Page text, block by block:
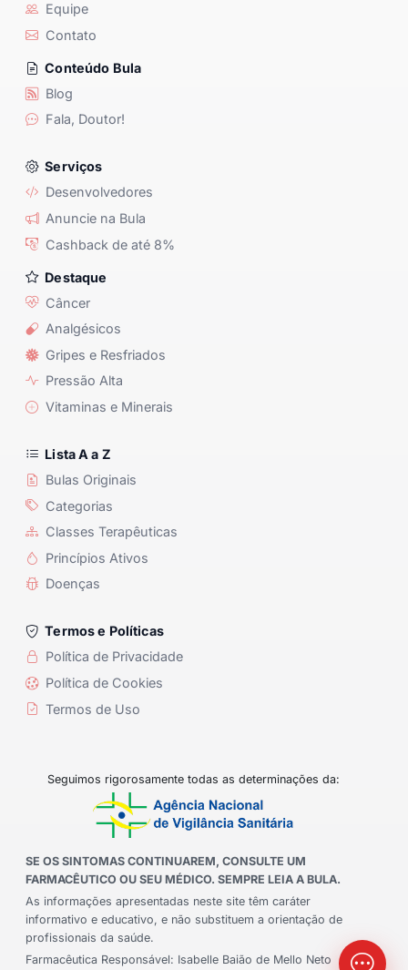
Equipe
Contato
Conteúdo Bula
Blog
Fala, Doutor!
Serviços
Desenvolvedores
Anuncie na Bula
Cashback de até 8%
Destaque
Câncer
Analgésicos
Gripes e Resfriados
Pressão Alta
Vitaminas e Minerais
Lista A a Z
Bulas Originais
Categorias
Classes Terapêuticas
Princípios Ativos
Doenças
Termos e Políticas
Política de Privacidade
Política de Cookies
Termos de Uso
Seguimos rigorosamente todas as determinações da:
SE OS SINTOMAS CONTINUAREM, CONSULTE UM
FARMACÊUTICO OU SEU MÉDICO. SEMPRE LEIA A BULA.
As informações apresentadas neste site têm caráter
informativo e educativo, e não substituem a orientação de
profissionais da saúde.
Farmacêutica Responsável: Isabelle Baião de Mello Neto